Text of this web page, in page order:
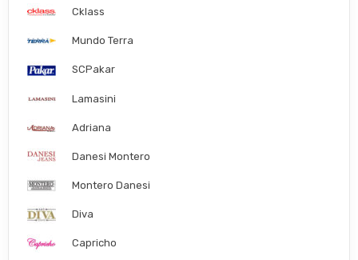
Cklass
Mundo Terra
SCPakar
Lamasini
Adriana
Danesi Montero
Montero Danesi
Diva
Capricho